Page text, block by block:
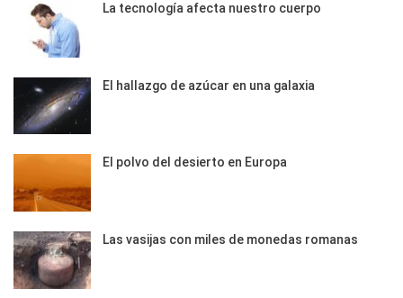
La tecnología afecta nuestro cuerpo
El hallazgo de azúcar en una galaxia
El polvo del desierto en Europa
Las vasijas con miles de monedas romanas